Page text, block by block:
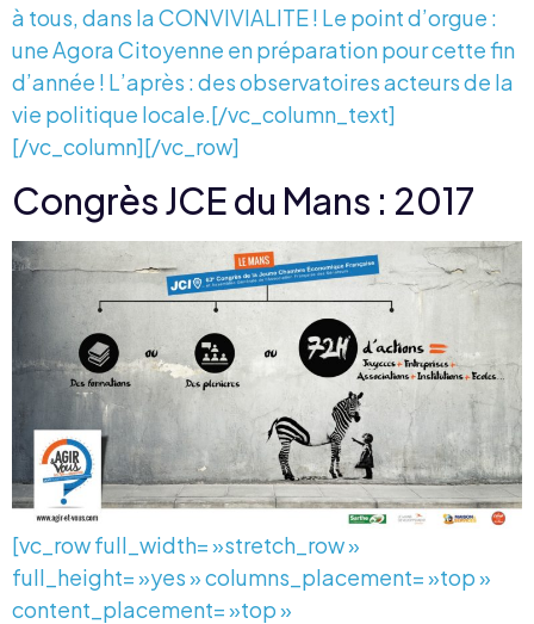
à tous, dans la CONVIVIALITE ! Le point d’orgue :
une Agora Citoyenne en préparation pour cette fin
d’année ! L’après : des observatoires acteurs de la
vie politique locale.[/vc_column_text]
[/vc_column][/vc_row]
Congrès JCE du Mans : 2017
[vc_row full_width= »stretch_row »
full_height= »yes » columns_placement= »top »
content_placement= »top »